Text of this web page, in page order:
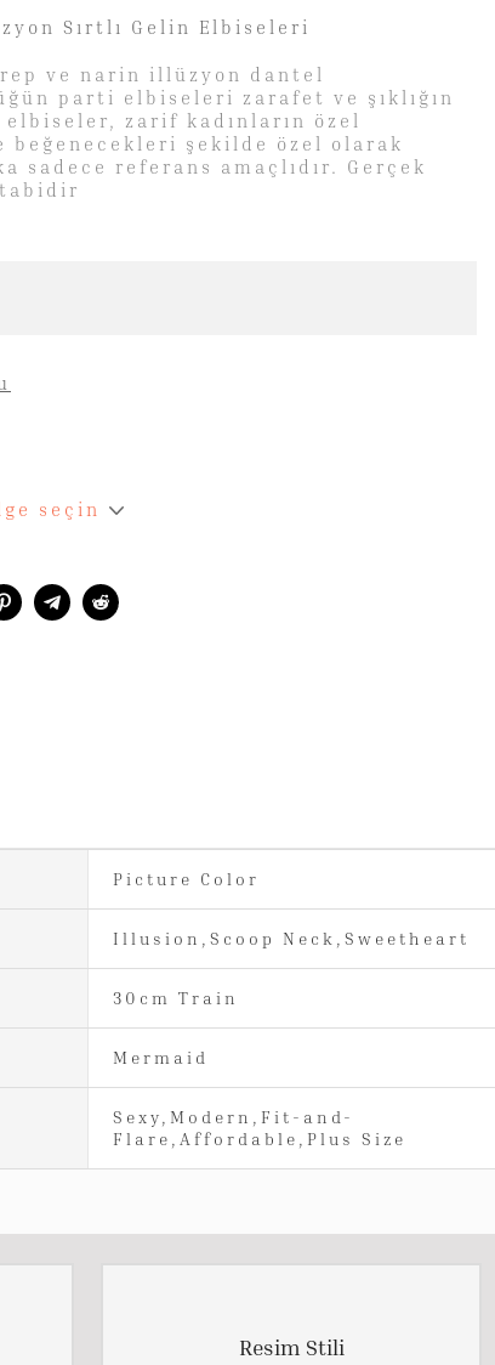
Sırtlı Gelin Elbiseleri
ve narin illüzyon dantel
parti elbiseleri zarafet ve şıklığın
elbiseler, zarif kadınların özel
şekilde özel olarak
sadece referans amaçlıdır. Gerçek
seçin
Picture Color
Illusion,Scoop Neck,Sweetheart
30cm Train
Mermaid
Sexy,Modern,Fit-and-
Flare,Affordable,Plus Size
Resim Stili